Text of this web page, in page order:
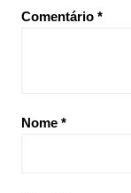
Comentário *
Nome *